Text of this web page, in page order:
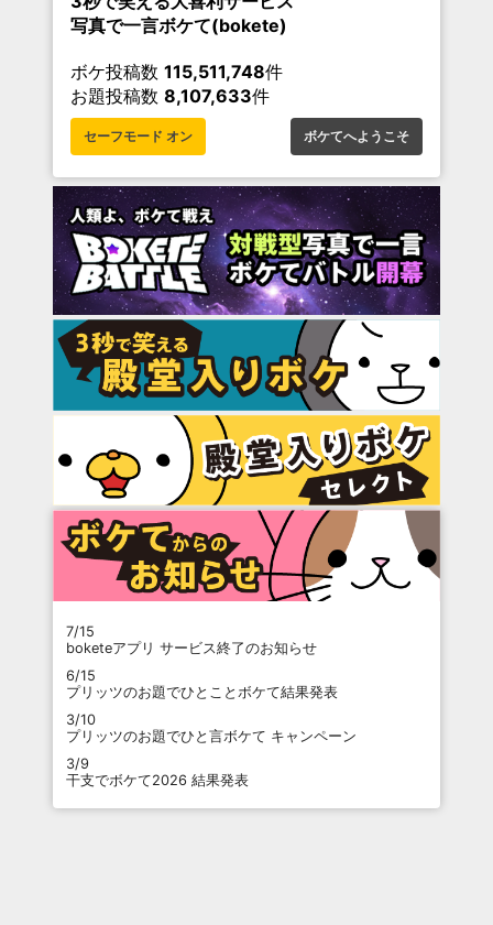
写真で一言ボケて(bokete)
ボケ投稿数 115,511,748件
お題投稿数 8,107,633件
セーフモード オン ボケてへようこそ
7/15
boketeアプリ サービス終了のお知らせ
6/15
プリッツのお題でひとことボケて結果発表
3/10
プリッツのお題でひと言ボケて キャンペーン
3/9
干支でボケて2026 結果発表